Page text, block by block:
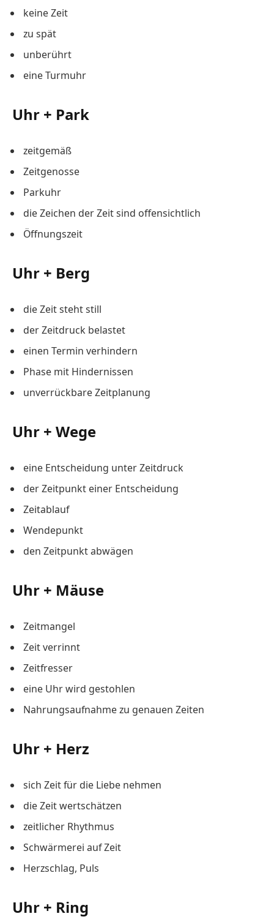
keine Zeit
zu spät
unberührt
eine Turmuhr
Uhr + Park
zeitgemäß
Zeitgenosse
Parkuhr
die Zeichen der Zeit sind offensichtlich
Öffnungszeit
Uhr + Berg
die Zeit steht still
der Zeitdruck belastet
einen Termin verhindern
Phase mit Hindernissen
unverrückbare Zeitplanung
Uhr + Wege
eine Entscheidung unter Zeitdruck
der Zeitpunkt einer Entscheidung
Zeitablauf
Wendepunkt
den Zeitpunkt abwägen
Uhr + Mäuse
Zeitmangel
Zeit verrinnt
Zeitfresser
eine Uhr wird gestohlen
Nahrungsaufnahme zu genauen Zeiten
Uhr + Herz
sich Zeit für die Liebe nehmen
die Zeit wertschätzen
zeitlicher Rhythmus
Schwärmerei auf Zeit
Herzschlag, Puls
Uhr + Ring